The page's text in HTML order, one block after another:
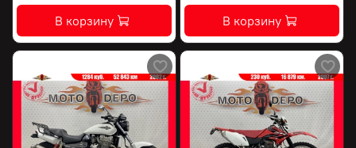
В корзину В корзину